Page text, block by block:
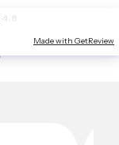
Made with GetReview